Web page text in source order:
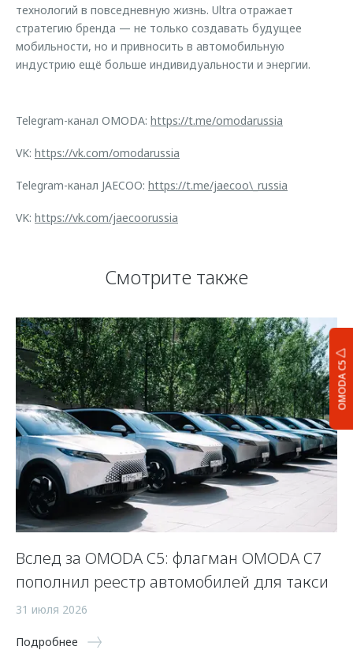
OMODA C5
технологий в повседневную жизнь. Ultra отражает
стратегию бренда — не только создавать будущее
мобильности, но и привносить в автомобильную
индустрию ещё больше индивидуальности и энергии.
Telegram-канал OMODA: https://t.me/omodarussia
VK: https://vk.com/omodarussia
Telegram-канал JAECOO: https://t.me/jaecoo\_russia
VK: https://vk.com/jaecoorussia
Смотрите также
Вслед за OMODA C5: флагман OMODA C7
пополнил реестр автомобилей для такси
31 июля 2026
Подробнее